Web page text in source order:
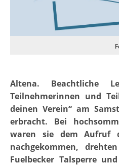
Altena. Beachtliche
Teilnehmerinnen und
deinen Verein“ am
erbracht. Bei
waren sie dem Aufruf
nachgekommen,
Fuelbecker Talsperre